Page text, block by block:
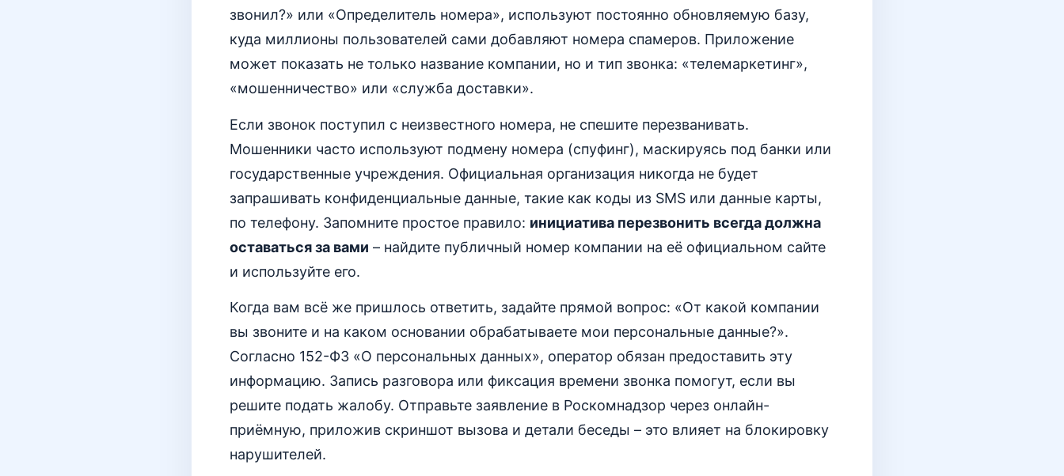
звонил?» или «Определитель номера», используют постоянно обновляемую базу,
куда миллионы пользователей сами добавляют номера спамеров. Приложение
может показать не только название компании, но и тип звонка: «телемаркетинг»,
«мошенничество» или «служба доставки».
Если звонок поступил с неизвестного номера, не спешите перезванивать.
Мошенники часто используют подмену номера (спуфинг), маскируясь под банки или
государственные учреждения. Официальная организация никогда не будет
запрашивать конфиденциальные данные, такие как коды из SMS или данные карты,
по телефону. Запомните простое правило: инициатива перезвонить всегда должна
оставаться за вами – найдите публичный номер компании на её официальном сайте
и используйте его.
Когда вам всё же пришлось ответить, задайте прямой вопрос: «От какой компании
вы звоните и на каком основании обрабатываете мои персональные данные?».
Согласно 152-ФЗ «О персональных данных», оператор обязан предоставить эту
информацию. Запись разговора или фиксация времени звонка помогут, если вы
решите подать жалобу. Отправьте заявление в Роскомнадзор через онлайн-
приёмную, приложив скриншот вызова и детали беседы – это влияет на блокировку
нарушителей.